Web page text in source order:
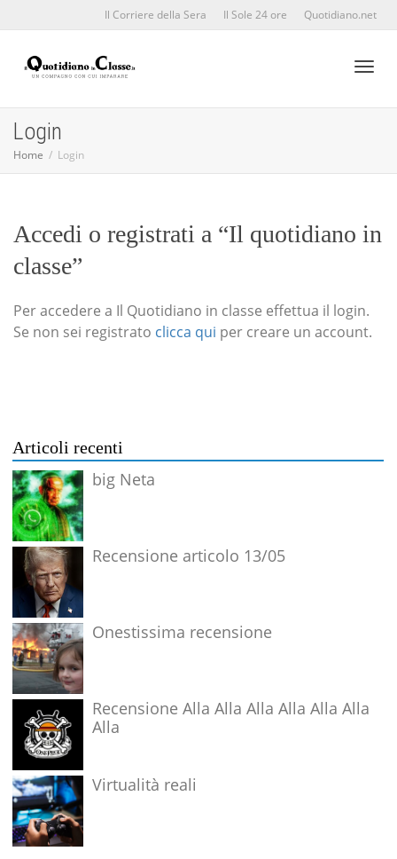
Il Corriere della Sera Il Sole 24 ore Quotidiano.net
Login
Home Login
Accedi o registrati a “Il quotidiano in
classe”
Per accedere a Il Quotidiano in classe effettua il login.
Se non sei registrato clicca qui per creare un account.
Articoli recenti
big Neta
Recensione articolo 13/05
Onestissima recensione
Recensione Alla Alla Alla Alla Alla Alla
Alla
Virtualità reali